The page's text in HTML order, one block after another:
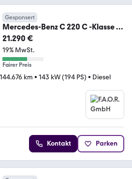
Gesponsert
Mercedes-Benz C 220 C -Klasse T-
Modell C 220 d T
21.290 €
19% MwSt.
Fairer Preis
144.676 km • 143 kW (194 PS) • Diesel
Kontakt Parken